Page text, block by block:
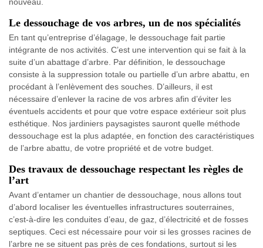
nouveau.
Le dessouchage de vos arbres, un de nos spécialités
En tant qu’entreprise d’élagage, le dessouchage fait partie
intégrante de nos activités. C’est une intervention qui se fait à la
suite d’un abattage d’arbre. Par définition, le dessouchage
consiste à la suppression totale ou partielle d’un arbre abattu, en
procédant à l’enlèvement des souches. D’ailleurs, il est
nécessaire d’enlever la racine de vos arbres afin d’éviter les
éventuels accidents et pour que votre espace extérieur soit plus
esthétique. Nos jardiniers paysagistes sauront quelle méthode
dessouchage est la plus adaptée, en fonction des caractéristiques
de l’arbre abattu, de votre propriété et de votre budget.
Des travaux de dessouchage respectant les règles de
l’art
Avant d’entamer un chantier de dessouchage, nous allons tout
d’abord localiser les éventuelles infrastructures souterraines,
c’est-à-dire les conduites d’eau, de gaz, d’électricité et de fosses
septiques. Ceci est nécessaire pour voir si les grosses racines de
l’arbre ne se situent pas près de ces fondations, surtout si les